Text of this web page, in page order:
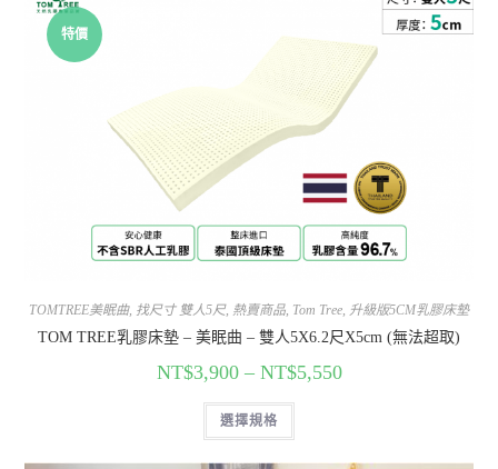
特價
TOMTREE美眠曲, 找尺寸 雙人5尺, 熱賣商品, Tom Tree, 升級版5CM乳膠床墊
TOM TREE乳膠床墊 – 美眠曲 – 雙人5X6.2尺X5cm (無法超取)
NT$3,900– NT$5,550
選擇規格